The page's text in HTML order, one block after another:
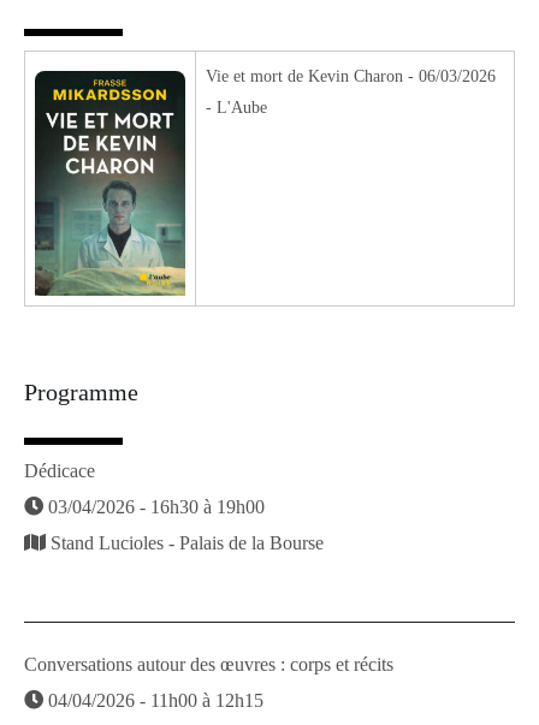
Vie et mort de Kevin Charon - 06/03/2026
- L'Aube
Programme
Dédicace
03/04/2026 - 16h30 à 19h00
Stand Lucioles - Palais de la Bourse
Conversations autour des œuvres : corps et récits
04/04/2026 - 11h00 à 12h15